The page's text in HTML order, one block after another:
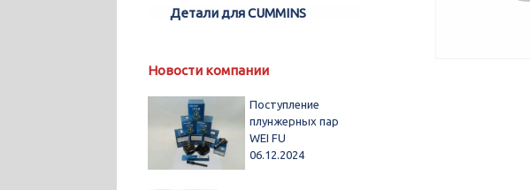
Детали для CUMMINS
Новости компании
Поступление
плунжерных пар
WEI FU
06.12.2024